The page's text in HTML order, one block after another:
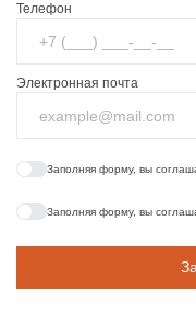
Телефон
Электронная почта
Заполняя форму, вы
Заполняя форму, вы